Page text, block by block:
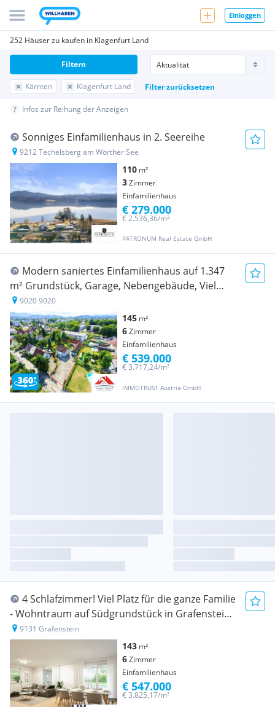
Einloggen
252 Häuser zu kaufen in Klagenfurt Land
Kärnten Klagenfurt Land Filter zurücksetzen
Filtern
Infos zur Reihung der Anzeigen
Sonniges Einfamilienhaus in 2. Seereihe
9212 Techelsberg am Wörther See
110 m²
3Zimmer
Einfamilienhaus
PATRONUM Real Estate GmbH
€ 2.536,36/m²
€ 279.000
Modern saniertes Einfamilienhaus auf 1.347
m² Grundstück, Garage, Nebengebäude, Viel
Platz in Klagenfurt!
9020 9020
145 m²
6Zimmer
Einfamilienhaus
IMMOTRUST Austria GmbH
€ 3.717,24/m²
€ 539.000
4 Schlafzimmer! Viel Platz für die ganze Familie
- Wohntraum auf Südgrundstück in Grafenstein I
LIVIN EFH 143 (F)
9131 Grafenstein
143 m²
6Zimmer
Einfamilienhaus
€ 3.825,17/m²
€ 547.000